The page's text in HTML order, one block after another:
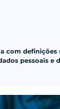
com definições
pessoais e